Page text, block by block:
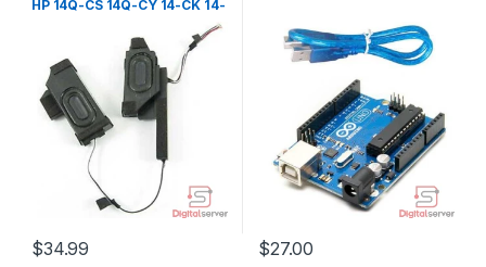
HP 14Q-CS 14Q-CY 14-CK 14-
DW 15-DY 15-EF 240 G7
$34.99 $27.00